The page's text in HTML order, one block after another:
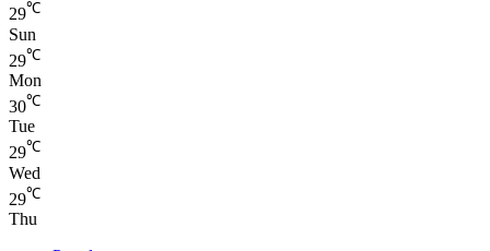
29℃
Sun
29℃
Mon
30℃
Tue
29℃
Wed
29℃
Thu